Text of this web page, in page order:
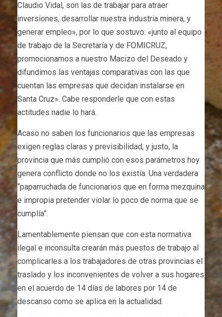
Claudio Vidal, son las de trabajar para atraer
inversiones, desarrollar nuestra industria minera, y
generar empleo», por lo que sostuvo: «junto al equipo
de trabajo de la Secretaría y de FOMICRUZ,
promocionamos a nuestro Macizo del Deseado y
difundimos las ventajas comparativas con las que
cuentan las empresas que decidan instalarse en
Santa Cruz». Cabe responderle que con estas
actitudes nadie lo hará.
Acaso no saben los funcionarios que las empresas
exigen reglas claras y previsibilidad, y justo, la
provincia que más cumplió con esos parámetros hoy
genera conflicto donde no los existía. Una verdadera
“paparruchada de funcionarios que en forma mezquina
e impropia pretender violar lo poco de norma que se
cumplía”.
Lamentablemente piensan que con esta normativa
ilegal e inconsulta crearán más puestos de trabajo al
complicarles a los trabajadores de otras provincias el
traslado y los inconvenientes de volver a sus hogares
en el acuerdo de 14 días de labores por 14 de
descanso como se aplica en la actualidad.